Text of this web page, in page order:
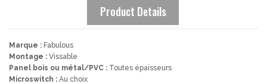
Product Details
Marque : Fabulous
Montage : Vissable
Panel bois ou métal/PVC : Toutes épaisseurs
Microswitch : Au choix